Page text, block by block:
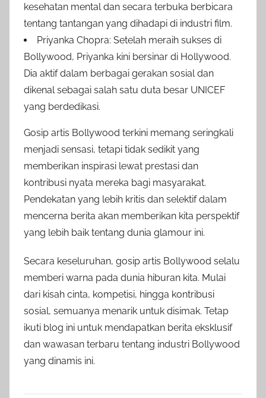
kesehatan mental dan secara terbuka berbicara
tentang tantangan yang dihadapi di industri film.
Priyanka Chopra: Setelah meraih sukses di
Bollywood, Priyanka kini bersinar di Hollywood.
Dia aktif dalam berbagai gerakan sosial dan
dikenal sebagai salah satu duta besar UNICEF
yang berdedikasi.
Gosip artis Bollywood terkini memang seringkali
menjadi sensasi, tetapi tidak sedikit yang
memberikan inspirasi lewat prestasi dan
kontribusi nyata mereka bagi masyarakat.
Pendekatan yang lebih kritis dan selektif dalam
mencerna berita akan memberikan kita perspektif
yang lebih baik tentang dunia glamour ini.
Secara keseluruhan, gosip artis Bollywood selalu
memberi warna pada dunia hiburan kita. Mulai
dari kisah cinta, kompetisi, hingga kontribusi
sosial, semuanya menarik untuk disimak. Tetap
ikuti blog ini untuk mendapatkan berita eksklusif
dan wawasan terbaru tentang industri Bollywood
yang dinamis ini.